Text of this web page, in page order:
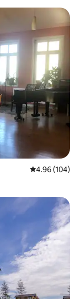
คะแนนเฉลี่ย
4.96 (104)